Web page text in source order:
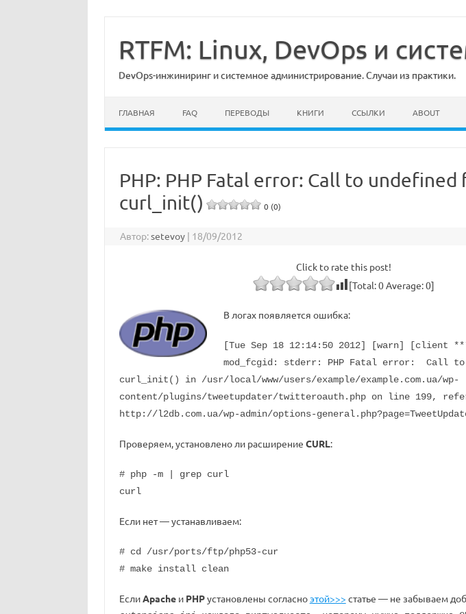
содержимому
RTFM: Linux, DevOps и
DevOps-инжиниринг и системное администрирование. Случаи из практики.
ГЛАВНАЯ FAQ ПЕРЕВОДЫ КНИГИ ССЫЛКИ ABOUT
PHP: PHP Fatal error: Call to undefined
curl_init()
0 (0)
Автор:setevoy | 18/09/2012
Click to rate this post!
[Total:0Average:0]
В логах появляется ошибка:
[Tue Sep 18 12:14:50 2012] [warn] [client
mod_fcgid: stderr: PHP Fatal error: Call to
curl_init() in /usr/local/www/users/example/example.com.ua/wp-
content/plugins/tweetupdater/twitteroauth.php on line 199,
http://l2db.com.ua/wp-admin/options-
Проверяем, установлено ли расширение CURL:
# php -m | grep curl
curl
Если нет — устанавливаем:
# cd /usr/ports/ftp/php53-cur
# make install clean
ЕслиApacheи PHPустановлены согласноэтой>>> статье — не забываем